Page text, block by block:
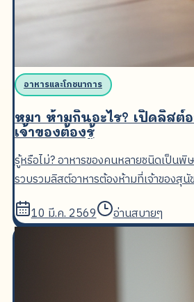
อาหารและโภชนาการ
หมา ห้ามกินอะไร? เปิดลิสต์
เจ้าของต้องรู้
รู้หรือไม่? อาหารของคนหลายชนิดเป็น
รวบรวมลิสต์อาหารต้องห้ามที่เจ้าของสุ
ปลอดภัยของเพื่อนสี่ขา
10 มี.ค. 2569
อ่านสบายๆ